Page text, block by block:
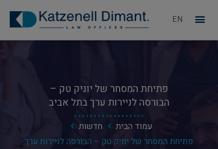
EN
פתיחת המסחר של יוניק טק –
הבורסה לניירות ערך בתל אביב
עמוד הבית
חדשות
פתיחת המסחר של יוניק טק – הבורסה לניירות ערך